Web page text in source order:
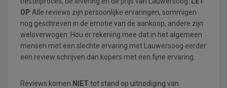
OP Alle reviews zijn persoonlijke ervaringen, sommigen
nog geschreven in de emotie van de aankoop, andere zijn
weloverwogen. Hou er rekening mee dat in het algemeen
mensen met een slechte ervaring met Lauwersoog eerder
een review schrijven dan kopers met een fijne ervaring.
Reviews komen NIET tot stand op uitnodiging van